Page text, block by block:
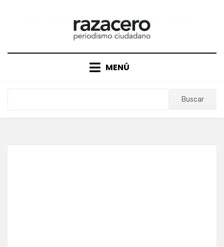
MENÚ
Buscar